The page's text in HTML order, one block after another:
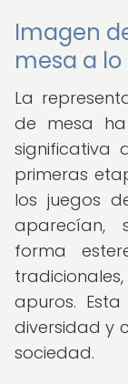
Imagen
mesa a
La
de mesa ha
significativa
primeras
los juegos
aparecían,
forma
apuros.
diversidad y
sociedad.